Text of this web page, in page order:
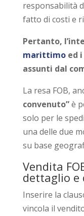
responsabilità
fatto di costi e
Pertanto,
marittimoed i
assunti dal
La resa FOB,
convenuto”è
solo per le
una delle due
su base
Vendita
dettaglio e
Inserire la
vincola il